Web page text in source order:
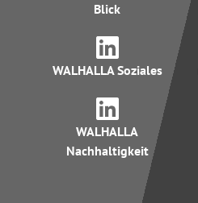
Blick
WALHALLA Soziales
WALHALLA
Nachhaltigkeit